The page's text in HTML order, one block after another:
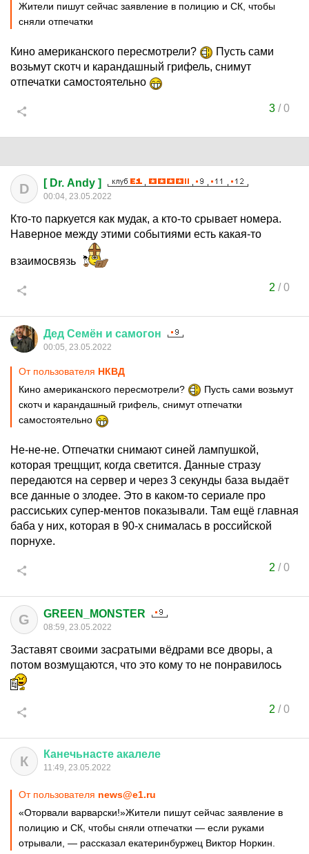
Жители пишут сейчас заявление в полицию и СК, чтобы
сняли отпечатки
Кино американского пересмотрели?
Пусть сами
возьмут скотч и карандашный грифель, снимут
отпечатки самостоятельно
3/0
D [ Dr. Andy ]
00:04, 23.05.2022
Кто-то паркуется как мудак, а кто-то срывает номера.
Наверное между этими событиями есть какая-то
взаимосвязь
2 /0
Дед Семён и самогон
00:05, 23.05.2022
От пользователя НКВД
Кино американского пересмотрели?
Пусть сами возьмут
скотч и карандашный грифель, снимут отпечатки
самостоятельно
Не-не-не. Отпечатки снимают синей лампушкой,
которая трещщит, когда светится. Данные стразу
передаются на сервер и через 3 секунды база выдаёт
все данные о злодее. Это в каком-то сериале про
рассиських супер-ментов показывали. Там ещё главная
баба у них, которая в 90-х снималась в российской
порнухе.
2 /0
G GREEN_MONSTER
08:59, 23.05.2022
Заставят своими засратыми вёдрами все дворы, а
потом возмущаются, что это кому то не понравилось
2 /0
К Канечьнасте акалеле
11:49, 23.05.2022
От пользователя news@e1.ru
«Оторвали варварски!»Жители пишут сейчас заявление в
полицию и СК, чтобы сняли отпечатки — если руками
отрывали, — рассказал екатеринбуржец Виктор Норкин.